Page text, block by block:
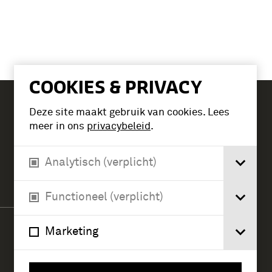
COOKIES & PRIVACY
Deze site maakt gebruik van cookies. Lees
meer in ons privacybeleid.
Analytisch (verplicht)
Functioneel (verplicht)
Marketing
Tickets
Verlengde Paltzerweg 1